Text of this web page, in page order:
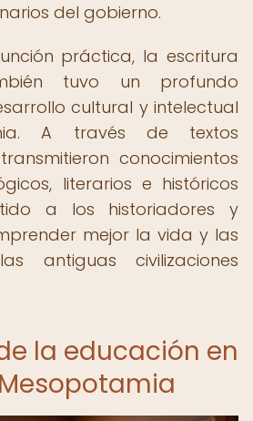
del gobierno.
práctica, la escritura
tuvo un profundo
cultural y intelectual
A través de textos
conocimientos
literarios e históricos
a los historiadores y
mejor la vida y las
antiguas civilizaciones
la educación en